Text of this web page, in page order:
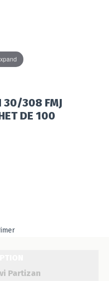
30/308 FMJ
DE 100
Partizan